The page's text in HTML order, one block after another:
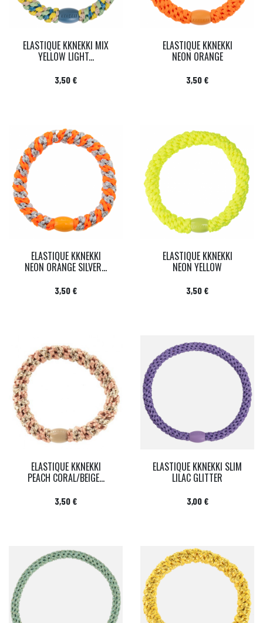
ELASTIQUE KKNEKKI MIX
YELLOW LIGHT...
Prix
3,50 €
ELASTIQUE KKNEKKI
NEON ORANGE
Prix
3,50 €
ELASTIQUE KKNEKKI
NEON ORANGE SILVER...
Prix
3,50 €
ELASTIQUE KKNEKKI
NEON YELLOW
Prix
3,50 €
ELASTIQUE KKNEKKI
PEACH CORAL/BEIGE...
Prix
3,50 €
ELASTIQUE KKNEKKI SLIM
LILAC GLITTER
Prix
3,00 €